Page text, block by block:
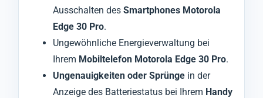
Ausschalten des Smartphones Motorola
Edge 30 Pro.
Ungewöhnliche Energieverwaltung bei
Ihrem Mobiltelefon Motorola Edge 30 Pro.
Ungenauigkeiten oder Sprünge in der
Anzeige des Batteriestatus bei Ihrem Handy